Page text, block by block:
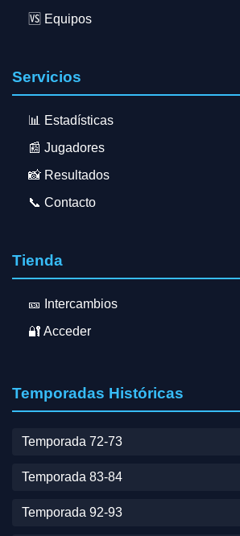
🆚 Equipos
Servicios
📊 Estadísticas
📰 Jugadores
📸 Resultados
📞 Contacto
Tienda
🎫 Intercambios
🔐 Acceder
Temporadas Históricas
Temporada 72-73
Temporada 83-84
Temporada 92-93